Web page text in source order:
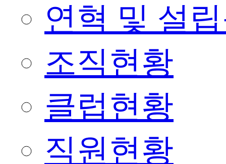
연혁 및 설
조직현황
클럽현황
직원현황